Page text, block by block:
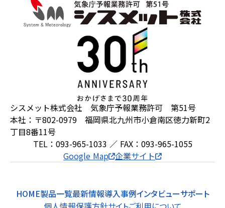
ZEROSAI X-AI
技術提案
閉じる
シスメット株式会社 気象庁予報業務許可 第51号
本社：〒802-0979 福岡県北九州市小倉南区徳力新町2
丁目8番11号
TEL：093-965-1033 ／ FAX：093-965-1055
Google Map 企業サイト
HOME製品一覧最新情報導入事例インタビューサポート